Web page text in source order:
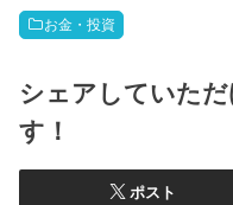
お金・投資
シェアしていた
す！
ポスト